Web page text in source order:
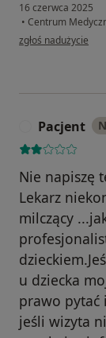
16 czerwca 2025
• Centrum
w opinii użytkownika
zgłoś nadużycie
Pacjent
Nie napiszę
Lekarz
milczący
u dziecka
prawo pytać
jeśli wizyta